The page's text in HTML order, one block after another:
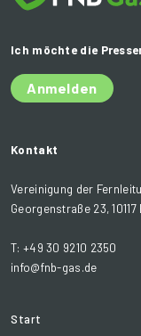
Ich möchte die
Anmelden
Kontakt
Vereinigung der
Georgenstraße 23, 10117
T: +49 30 9210 2350
info@fnb-gas.de
Start